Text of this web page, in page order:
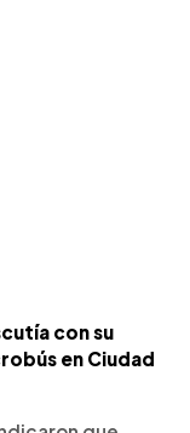
con su
en Ciudad